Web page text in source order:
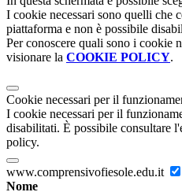
I cookie necessari sono quelli che
piattaforma e non è possibile
Per conoscere quali sono i cookie
visionare la COOKIE POLICY.
Cookie necessari per il
I cookie necessari per il
disabilitati. È possibile consultare
policy.
www.comprensivofiesole.edu.it
Nome